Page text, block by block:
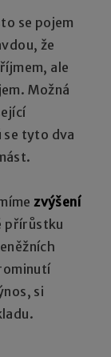
se pojem
že
ale
Možná
tyto dva
zvýšení
přírůstku
si